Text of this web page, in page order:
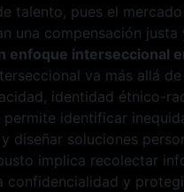
talento, pues el
una compensación
enfoque interseccional
va más allá
identidad étnico-
permite identificar
diseñar soluciones
implica recolectar
confidencialidad y